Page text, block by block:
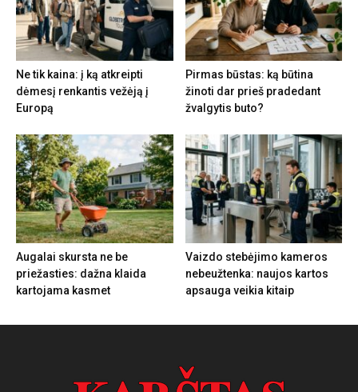
Ne tik kaina: į ką atkreipti
dėmesį renkantis vežėją į
Europą
Pirmas būstas: ką būtina
žinoti dar prieš pradedant
žvalgytis buto?
Augalai skursta ne be
priežasties: dažna klaida
kartojama kasmet
Vaizdo stebėjimo kameros
nebeužtenka: naujos kartos
apsauga veikia kitaip